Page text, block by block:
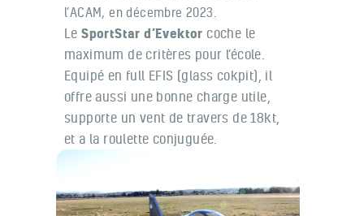
l’ACAM, en décembre 2023.
LeSportStar d’Evektor coche le
maximum de critères pour l’école.
Equipé en full EFIS (glass cokpit), il
offre aussi une bonne charge utile,
supporte un vent de travers de 18kt,
et a la roulette conjuguée.